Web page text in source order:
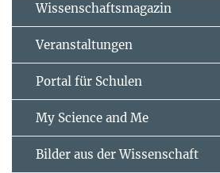
Wissenschaftsmagazin
Veranstaltungen
Portal für Schulen
My Science and Me
Bilder aus der Wissenschaft